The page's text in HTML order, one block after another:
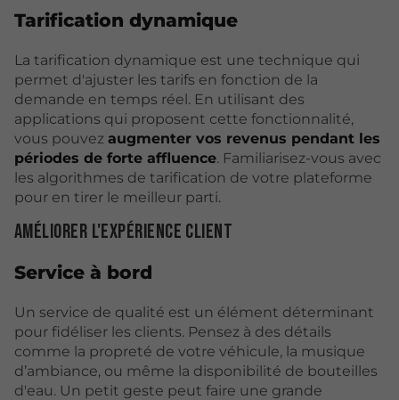
Tarification dynamique
La tarification dynamique est une technique qui
permet d'ajuster les tarifs en fonction de la
demande en temps réel. En utilisant des
applications qui proposent cette fonctionnalité,
vous pouvez augmenter vos revenus pendant les
périodes de forte affluence. Familiarisez-vous avec
les algorithmes de tarification de votre plateforme
pour en tirer le meilleur parti.
Améliorer l'expérience client
Service à bord
Un service de qualité est un élément déterminant
pour fidéliser les clients. Pensez à des détails
comme la propreté de votre véhicule, la musique
d’ambiance, ou même la disponibilité de bouteilles
d'eau. Un petit geste peut faire une grande